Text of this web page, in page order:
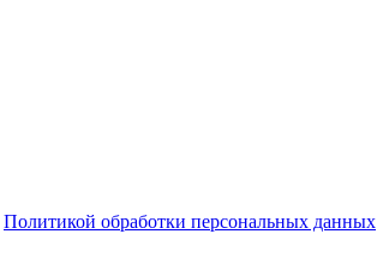
Политикой обработки персональных данных